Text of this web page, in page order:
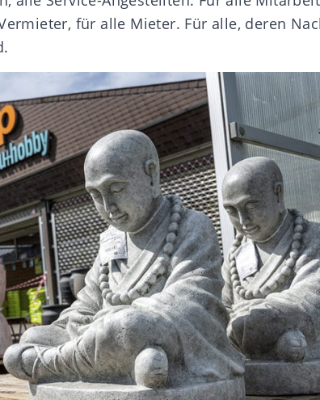
für alle Mieter. Für alle, deren